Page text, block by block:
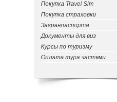
Покупка Travel Sim
Покупка страховки
Загранпаспорта
Документы для виз
Курсы по туризму
Оплата тура частями